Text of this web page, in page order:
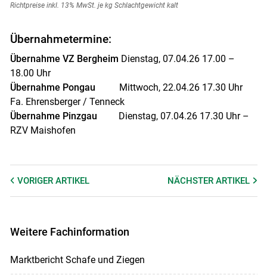
Richtpreise inkl. 13% MwSt. je kg Schlachtgewicht kalt
Übernahmetermine:
Übernahme VZ Bergheim Dienstag, 07.04.26 17.00 –
18.00 Uhr
Übernahme Pongau Mittwoch, 22.04.26 17.30 Uhr
Fa. Ehrensberger / Tenneck
Übernahme Pinzgau Dienstag, 07.04.26 17.30 Uhr –
RZV Maishofen
VORIGER ARTIKEL NÄCHSTERARTIKEL
Weitere Fachinformation
Marktbericht Schafe und Ziegen